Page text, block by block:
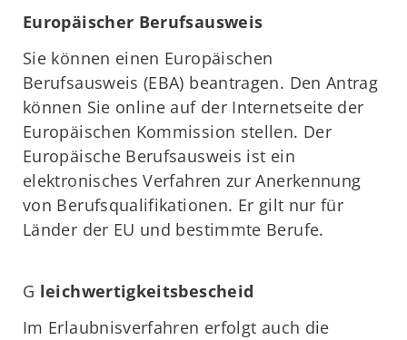
Europäischer Berufsausweis
Sie können einen Europäischen
Berufsausweis (EBA) beantragen. Den Antrag
können Sie online auf der Internetseite der
Europäischen Kommission stellen. Der
Europäische Berufsausweis ist ein
elektronisches Verfahren zur Anerkennung
von Berufsqualifikationen. Er gilt nur für
Länder der EU und bestimmte Berufe.
G leichwertigkeitsbescheid
Im Erlaubnisverfahren erfolgt auch die